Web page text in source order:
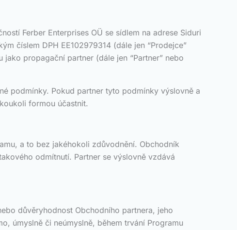
Ferber Enterprises OÜ se sídlem na adrese Siduri
číslem DPH EE102979314 (dále jen “Prodejce”
propagační partner (dále jen “Partner” nebo
podmínky. Pokud partner tyto podmínky výslovně a
formou účastnit.
a to bez jakéhokoli zdůvodnění. Obchodník
odmítnutí. Partner se výslovně vzdává
důvěryhodnost Obchodního partnera, jeho
úmyslně či neúmyslně, během trvání Programu